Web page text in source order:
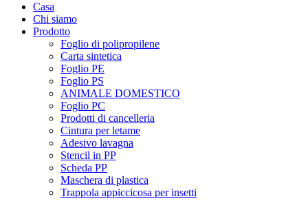
Casa
Chi siamo
Prodotto
Foglio di polipropilene
Carta sintetica
Foglio PE
Foglio PS
ANIMALE DOMESTICO
Foglio PC
Prodotti di cancelleria
Cintura per letame
Adesivo lavagna
Stencil in PP
Scheda PP
Maschera di plastica
Trappola appiccicosa per insetti